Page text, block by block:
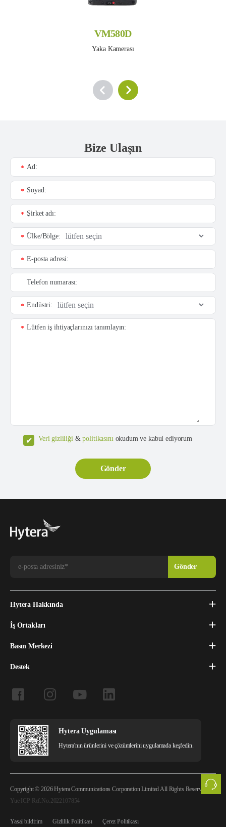
VM580D
Yaka Kamerası
Bize Ulaşın
Ad:
*
Soyad:
*
Şirket adı:
*
Ülke/Bölge:
*
E-posta adresi:
*
Telefon numarası:
Endüstri:
*
Lütfen iş ihtiyaçlarınızı tanımlayın:
*
Veri gizliliği&politikasınıokudum ve kabul ediyorum
Hytera Hakkında
İş Ortakları
Basın Merkezi
Destek
Hytera Uygulaması
Hytera'nın ürünlerini ve çözümlerini uygulamada keşfedin.
Copyright © 2026 Hytera Communications Corporation Limited All Rights Reserved
Yue ICP Ref.No.2022107854
Yasal bildirim Gizlilik Politikası Çerez Politikası